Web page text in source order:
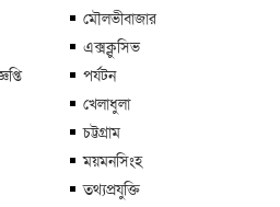
মৌলভীবাজার
এক্সক্লুসিভ
পর্যটন
খেলাধুলা
চট্টগ্রাম
ময়মনসিংহ
তথ্যপ্রযুক্তি